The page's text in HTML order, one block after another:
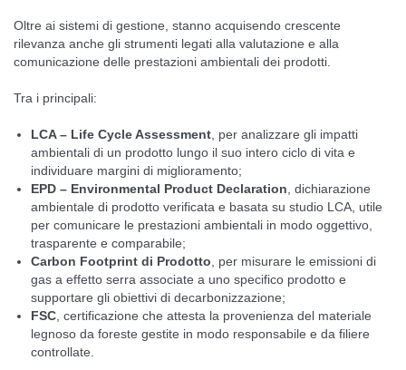
Oltre ai sistemi di gestione, stanno acquisendo crescente
rilevanza anche gli strumenti legati alla valutazione e alla
comunicazione delle prestazioni ambientali dei prodotti.
Tra i principali:
LCA – Life Cycle Assessment, per analizzare gli impatti
ambientali di un prodotto lungo il suo intero ciclo di vita e
individuare margini di miglioramento;
EPD – Environmental Product Declaration , dichiarazione
ambientale di prodotto verificata e basata su studio LCA, utile
per comunicare le prestazioni ambientali in modo oggettivo,
trasparente e comparabile;
Carbon Footprint di Prodotto , per misurare le emissioni di
gas a effetto serra associate a uno specifico prodotto e
supportare gli obiettivi di decarbonizzazione;
FSC, certificazione che attesta la provenienza del materiale
legnoso da foreste gestite in modo responsabile e da filiere
controllate.